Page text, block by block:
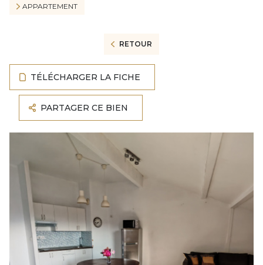
APPARTEMENT
RETOUR
TÉLÉCHARGER LA FICHE
PARTAGER CE BIEN